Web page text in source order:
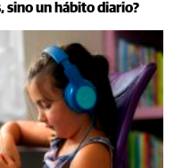
sino un hábito diario?